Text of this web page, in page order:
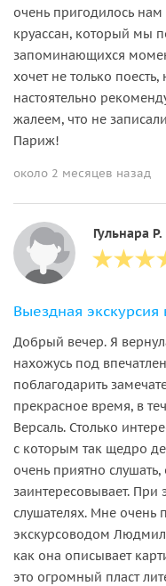
очень пригодилось
круассан, который мы
запоминающихся
хочет не только
настоятельно
жалеем, что не
Париж!
около 2 месяцев назад
Гульнара Р.
Выездная
Добрый вечер. Я
нахожусь под
поблагодарить
прекрасное время, в
Версаль. Столько
с которым так щедро
очень приятно
заинтересовывает. При
слушателях. Мне очень
экскурсоводом
как она описывает
это огромный пласт